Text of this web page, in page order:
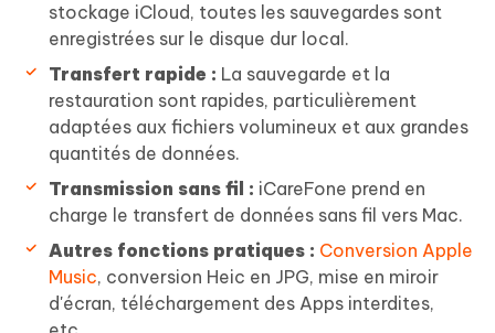
stockage iCloud, toutes les sauvegardes sont
enregistrées sur le disque dur local.
Transfert rapide : La sauvegarde et la
restauration sont rapides, particulièrement
adaptées aux fichiers volumineux et aux grandes
quantités de données.
Transmission sans fil : iCareFone prend en
charge le transfert de données sans fil vers Mac.
Autres fonctions pratiques : Conversion Apple
Music, conversion Heic en JPG, mise en miroir
d'écran, téléchargement des Apps interdites,